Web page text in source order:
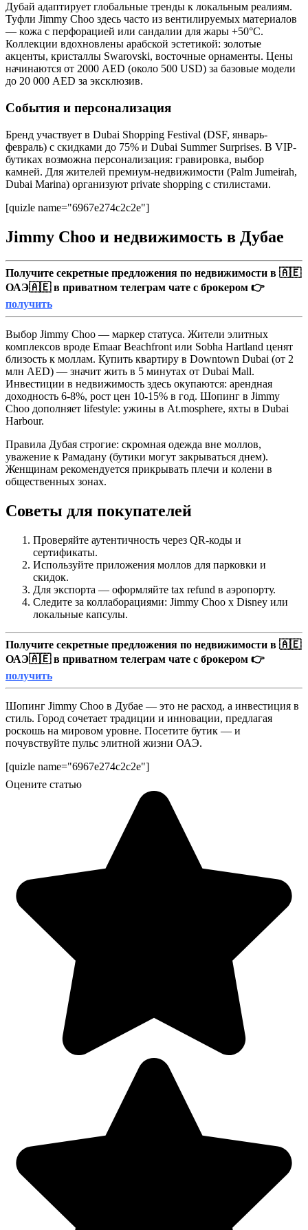
Дубай адаптирует глобальные тренды к локальным реалиям.
Туфли Jimmy Choo здесь часто из вентилируемых материалов
— кожа с перфорацией или сандалии для жары +50°C.
Коллекции вдохновлены арабской эстетикой: золотые
акценты, кристаллы Swarovski, восточные орнаменты. Цены
начинаются от 2000 AED (около 500 USD) за базовые модели
до 20 000 AED за эксклюзив.
События и персонализация
Бренд участвует в Dubai Shopping Festival (DSF, январь-
февраль) с скидками до 75% и Dubai Summer Surprises. В VIP-
бутиках возможна персонализация: гравировка, выбор
камней. Для жителей премиум-недвижимости (Palm Jumeirah,
Dubai Marina) организуют private shopping с стилистами.
[quizle name="6967e274c2c2e"]
Jimmy Choo и недвижимость в Дубае
Получите секретные предложения по недвижимости в 🇦🇪
ОАЭ🇦🇪 в приватном телеграм чате с брокером 👉
получить
Выбор Jimmy Choo — маркер статуса. Жители элитных
комплексов вроде Emaar Beachfront или Sobha Hartland ценят
близость к моллам. Купить квартиру в Downtown Dubai (от 2
млн AED) — значит жить в 5 минутах от Dubai Mall.
Инвестиции в недвижимость здесь окупаются: арендная
доходность 6-8%, рост цен 10-15% в год. Шопинг в Jimmy
Choo дополняет lifestyle: ужины в At.mosphere, яхты в Dubai
Harbour.
Правила Дубая строгие: скромная одежда вне моллов,
уважение к Рамадану (бутики могут закрываться днем).
Женщинам рекомендуется прикрывать плечи и колени в
общественных зонах.
Советы для покупателей
Проверяйте аутентичность через QR-коды и
сертификаты.
Используйте приложения моллов для парковки и
скидок.
Для экспорта — оформляйте tax refund в аэропорту.
Следите за коллаборациями: Jimmy Choo x Disney или
локальные капсулы.
Получите секретные предложения по недвижимости в 🇦🇪
ОАЭ🇦🇪 в приватном телеграм чате с брокером 👉
получить
Шопинг Jimmy Choo в Дубае — это не расход, а инвестиция в
стиль. Город сочетает традиции и инновации, предлагая
роскошь на мировом уровне. Посетите бутик — и
почувствуйте пульс элитной жизни ОАЭ.
[quizle name="6967e274c2c2e"]
Оцените статью